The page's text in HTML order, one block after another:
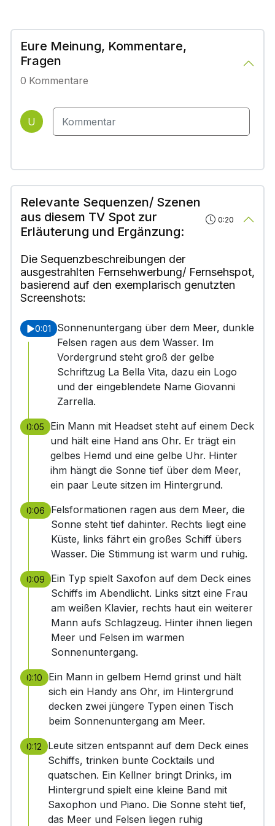
Eure Meinung, Kommentare,
Fragen
0 Kommentare
U
Relevante Sequenzen/ Szenen
aus diesem TV Spot zur
Erläuterung und Ergänzung:
0:20
Die Sequenzbeschreibungen der
ausgestrahlten Fernsehwerbung/ Fernsehspot,
basierend auf den exemplarisch genutzten
Screenshots:
0:01
Sonnenuntergang über dem Meer, dunkle
Felsen ragen aus dem Wasser. Im
Vordergrund steht groß der gelbe
Schriftzug La Bella Vita, dazu ein Logo
und der eingeblendete Name Giovanni
Zarrella.
0:05
Ein Mann mit Headset steht auf einem Deck
und hält eine Hand ans Ohr. Er trägt ein
gelbes Hemd und eine gelbe Uhr. Hinter
ihm hängt die Sonne tief über dem Meer,
ein paar Leute sitzen im Hintergrund.
0:06
Felsformationen ragen aus dem Meer, die
Sonne steht tief dahinter. Rechts liegt eine
Küste, links fährt ein großes Schiff übers
Wasser. Die Stimmung ist warm und ruhig.
0:09
Ein Typ spielt Saxofon auf dem Deck eines
Schiffs im Abendlicht. Links sitzt eine Frau
am weißen Klavier, rechts haut ein weiterer
Mann aufs Schlagzeug. Hinter ihnen liegen
Meer und Felsen im warmen
Sonnenuntergang.
0:10
Ein Mann in gelbem Hemd grinst und hält
sich ein Handy ans Ohr, im Hintergrund
decken zwei jüngere Typen einen Tisch
beim Sonnenuntergang am Meer.
0:12
Leute sitzen entspannt auf dem Deck eines
Schiffs, trinken bunte Cocktails und
quatschen. Ein Kellner bringt Drinks, im
Hintergrund spielt eine kleine Band mit
Saxophon und Piano. Die Sonne steht tief,
das Meer und Felsen liegen ruhig